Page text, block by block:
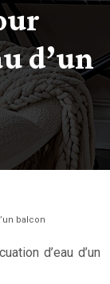
d’un
balcon
d’eau d’un